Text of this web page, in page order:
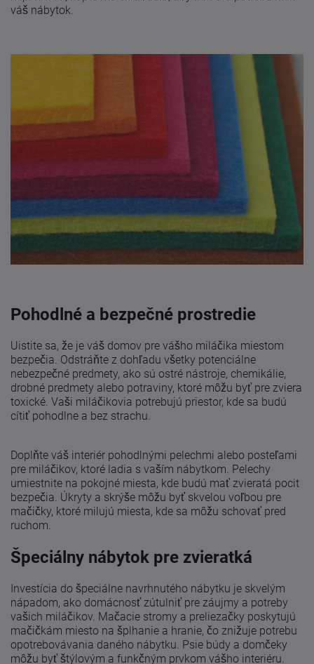
váš nábytok.
Pohodlné a bezpečné prostredie
Uistite sa, že je váš domov pre vášho miláčika miestom
bezpečia. Odstráňte z dohľadu všetky potenciálne
nebezpečné predmety, ako sú ostré nástroje, chemikálie,
drobné predmety alebo potraviny, ktoré môžu byť pre zviera
toxické. Vaši miláčikovia potrebujú priestor, kde sa budú
cítiť pohodlne a bez strachu.
Doplňte váš interiér pohodlnými pelechmi alebo posteľami
pre miláčikov, ktoré ladia s vaším nábytkom. Pelechy
umiestnite na pokojné miesta, kde budú mať zvieratá pocit
bezpečia. Úkryty a skrýše môžu byť skvelou voľbou pre
mačičky, ktoré milujú miesta, kde sa môžu schovať pred
ruchom.
Špeciálny nábytok pre zvieratká
Investícia do špeciálne navrhnutého nábytku je skvelým
nápadom, ako domácnosť zútulniť pre záujmy a potreby
vašich miláčikov. Mačacie stromy a preliezačky poskytujú
mačičkám miesto na šplhanie a hranie, čo znižuje potrebu
opotrebovávania daného nábytku. Psie búdy a domčeky
môžu byť štýlovým a funkčným prvkom vášho interiéru.